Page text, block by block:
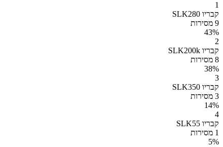
1
קבריו SLK280
9 מסירות
43%
2
קבריו SLK200k
8 מסירות
38%
3
קבריו SLK350
3 מסירות
14%
4
קבריו SLK55
1 מסירות
5%